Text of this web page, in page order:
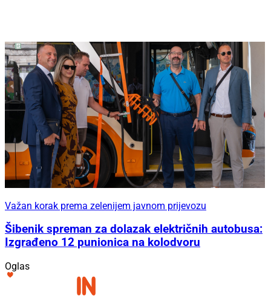
Važan korak prema zelenijem javnom prijevozu
Šibenik spreman za dolazak električnih autobusa:
Izgrađeno 12 punionica na kolodvoru
Oglas